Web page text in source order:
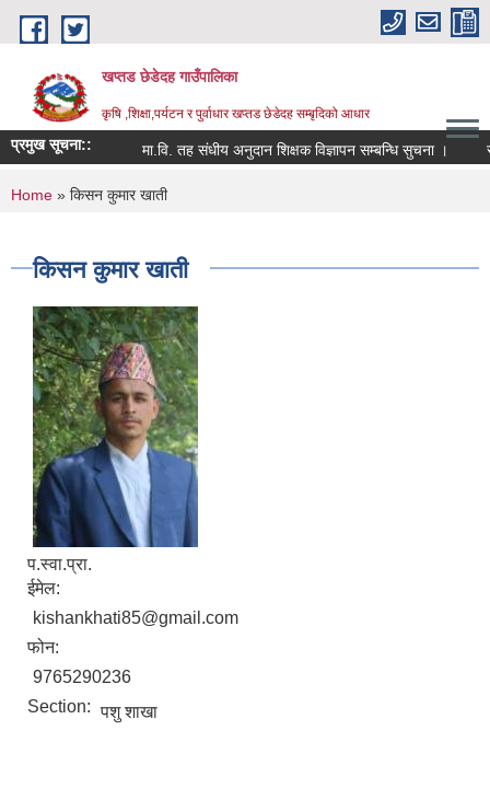
Skip to main content
खप्तड छेडेदह गाउँपालिका
कृषि ,शिक्षा,पर्यटन र पुर्वाधार खप्तड छेडेदह सम्बृदिको आधार
प्रमुख सूचना:: मा.वि. तह संधीय अनुदान शिक्षक विज्ञापन सम्बन्धि सुचना ।
You are here
Home » किसन कुमार खाती
किसन कुमार खाती
प.स्वा.प्रा.
ईमेल:
kishankhati85@gmail.com
फोन:
9765290236
Section: पशु शाखा